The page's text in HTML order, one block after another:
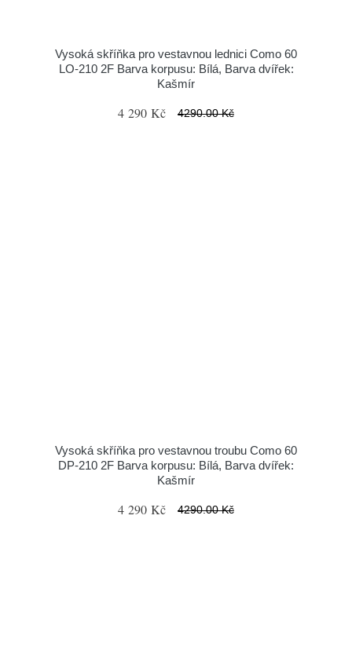
Vysoká skříňka pro vestavnou lednici Como 60
LO-210 2F Barva korpusu: Bílá, Barva dvířek:
Kašmír
4 290 Kč 4290.00 Kč
Vysoká skříňka pro vestavnou troubu Como 60
DP-210 2F Barva korpusu: Bílá, Barva dvířek:
Kašmír
4 290 Kč 4290.00 Kč